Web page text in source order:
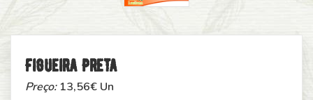
Figueira Preta
Preço:13,56€ Un